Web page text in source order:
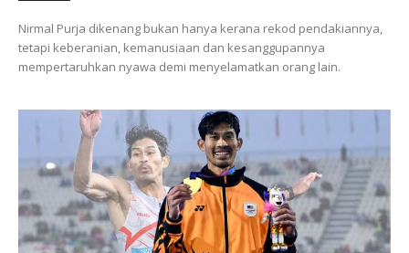
Nirmal Purja dikenang bukan hanya kerana rekod pendakiannya,
tetapi keberanian, kemanusiaan dan kesanggupannya
mempertaruhkan nyawa demi menyelamatkan orang lain.